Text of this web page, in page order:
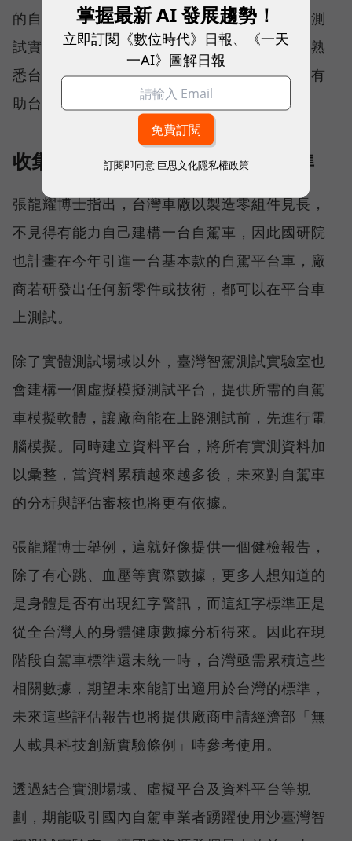
的自駕車想要進入台灣市場，可先到臺灣智駕測
試實驗室進行測試，讓國外廠商可透過測試場熟
悉台灣路況特色，二來透過測試歐洲標準，也有
助台灣銜接國際供應鏈。
收集實測資料，建立台灣自駕車標準
張龍耀博士指出，台灣車廠以製造零組件見長，
不見得有能力自己建構一台自駕車，因此國研院
也計畫在今年引進一台基本款的自駕平台車，廠
商若研發出任何新零件或技術，都可以在平台車
上測試。
除了實體測試場域以外，臺灣智駕測試實驗室也
會建構一個虛擬模擬測試平台，提供所需的自駕
車模擬軟體，讓廠商能在上路測試前，先進行電
腦模擬。同時建立資料平台，將所有實測資料加
以彙整，當資料累積越來越多後，未來對自駕車
的分析與評估審核也將更有依據。
張龍耀博士舉例，這就好像提供一個健檢報告，
除了有心跳、血壓等實際數據，更多人想知道的
是身體是否有出現紅字警訊，而這紅字標準正是
從全台灣人的身體健康數據分析得來。因此在現
階段自駕車標準還未統一時，台灣亟需累積這些
相關數據，期望未來能訂出適用於台灣的標準，
未來這些評估報告也將提供廠商申請經濟部「無
人載具科技創新實驗條例」時參考使用。
透過結合實測場域、虛擬平台及資料平台等規
劃，期能吸引國內自駕車業者踴躍使用沙臺灣智
掌握最新 AI 發展趨勢！
立即訂閱《數位時代》日報、《一天
一AI》圖解日報
訂閱即同意 巨思文化隱私權政策